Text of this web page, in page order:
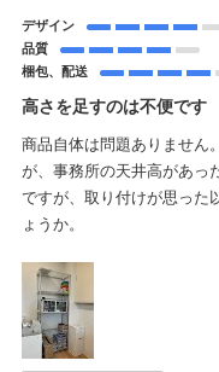
デザイン
品質
梱包、配送
高さを足すのは不便です
商品自体は問題ありません
が、事務所の天井高があっ
ですが、取り付けが思った
ょうか。